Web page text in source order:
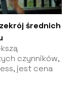
średnich
czynników,
jest cena